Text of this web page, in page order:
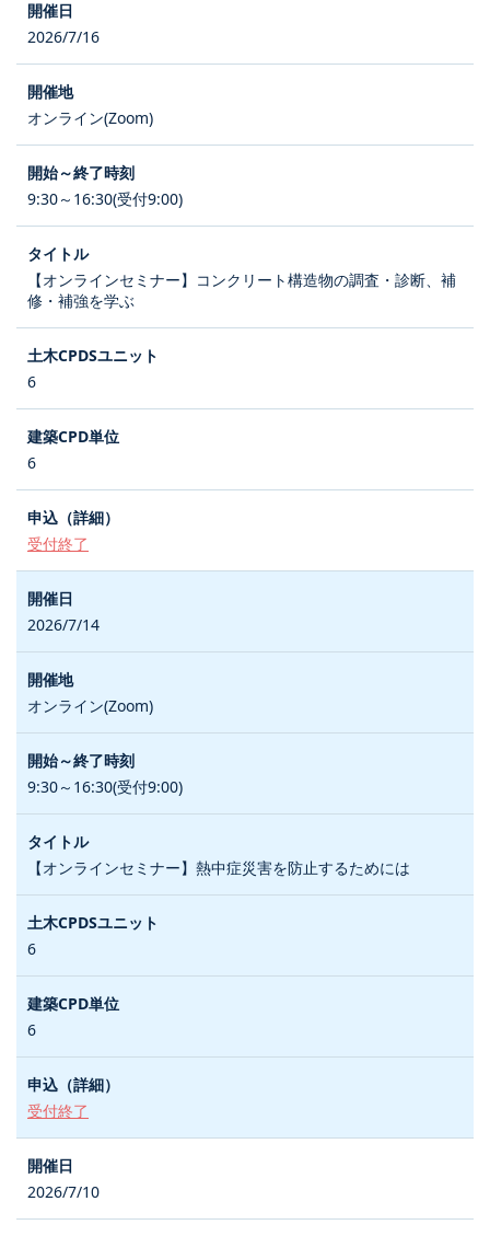
2026/7/16
オンライン(Zoom)
9:30～16:30(受付9:00)
【オンラインセミナー】コンクリート構造物の調査・診断、補
修・補強を学ぶ
6
6
受付終了
2026/7/14
オンライン(Zoom)
9:30～16:30(受付9:00)
【オンラインセミナー】熱中症災害を防止するためには
6
6
受付終了
2026/7/10